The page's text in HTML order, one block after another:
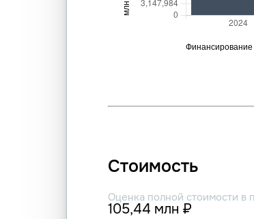
Стоимость
Оценка полной стоимости в
105,44 млн ₽